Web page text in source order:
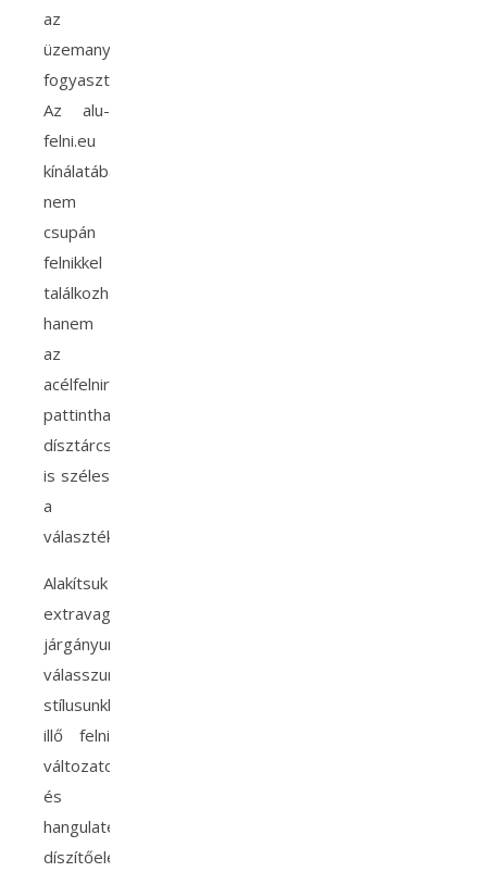
az
üzemanyag-
fogyasztást.
Az alu-
felni.eu
kínálatában
nem
csupán
felnikkel
találkozhatunk,
hanem
az
acélfelnire
pattintható
dísztárcsákból
is széles
a
választék.
Alakítsuk
extravagánssá
járgányunkat,
válasszunk
stílusunkhoz
illő felni
változatot
és
hangulatemelő
díszítőelemet!